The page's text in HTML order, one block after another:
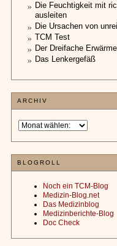
Die Feuchtigkeit mit
ausleiten
Die Ursachen von
TCM Test
Der Dreifache
Das Lenkergefäß
ARCHIV
BLOGROLL
Noch ein TCM-Blog
Medizin-Blog.net
Das Medizinblog
Medizinberichte-Blog
Doc Check